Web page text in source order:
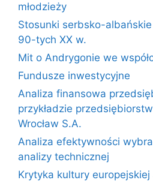
młodzieży
Stosunki serbsko-
90-tych XX w.
Mit o Andrygonie we
Fundusze inwestycyjne
Analiza finansowa
przykładzie
Wrocław S.A.
Analiza efektywności
analizy technicznej
Krytyka kultury